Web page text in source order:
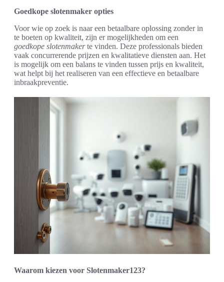
Goedkope slotenmaker opties
Voor wie op zoek is naar een betaalbare oplossing zonder in
te boeten op kwaliteit, zijn er mogelijkheden om een
goedkope slotenmakerte vinden. Deze professionals bieden
vaak concurrerende prijzen en kwalitatieve diensten aan. Het
is mogelijk om een balans te vinden tussen prijs en kwaliteit,
wat helpt bij het realiseren van een effectieve en betaalbare
inbraakpreventie.
Waarom kiezen voor Slotenmaker123?